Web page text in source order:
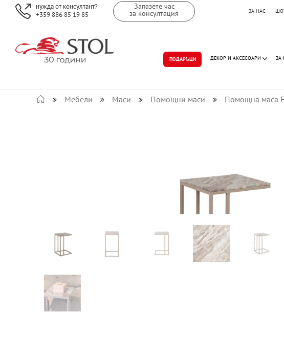
нужда от консултант?
+359 886 85 19 85
Запазете час
за консултация ЗА НАС
ПОДАРЪЦИ ДЕКОР И АКСЕСОАРИ ЗА
Мебели Маси Помощни маси Помощна маса